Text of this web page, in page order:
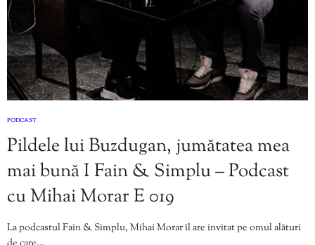
PODCAST
Pildele lui Buzdugan, jumătatea mea
mai bună I Fain & Simplu – Podcast
cu Mihai Morar E 019
La podcastul Fain & Simplu, Mihai Morar îl are invitat pe omul alături